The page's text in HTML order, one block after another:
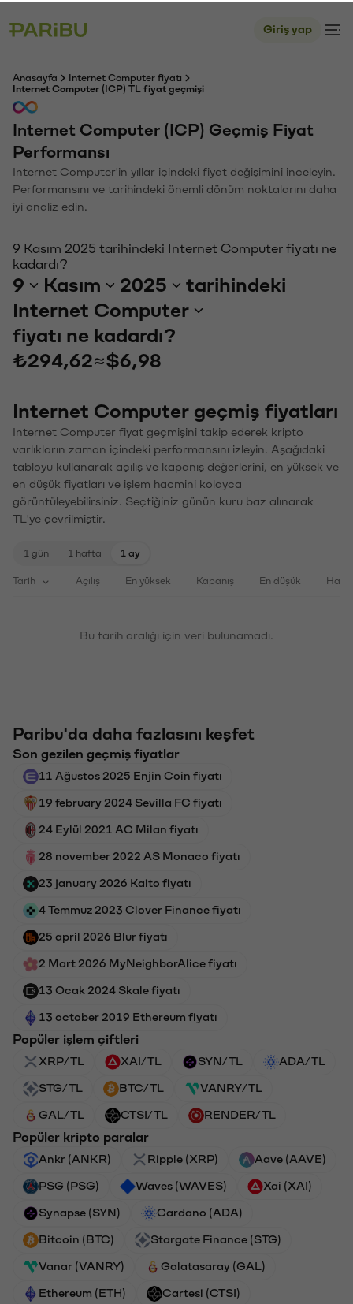
Giriş yap
Anasayfa
Internet Computer fiyatı
Internet Computer (ICP) TL fiyat geçmişi
Internet Computer (ICP) Geçmiş Fiyat
Performansı
Internet Computer'in yıllar içindeki fiyat değişimini inceleyin.
Performansını ve tarihindeki önemli dönüm noktalarını daha
iyi analiz edin.
9 Kasım 2025 tarihindeki Internet Computer fiyatı ne
kadardı?
9 Kasım 2025
tarihindeki
Internet Computer
fiyatı ne kadardı?
₺294,62≈$6,98
Internet Computer geçmiş fiyatları
Internet Computer fiyat geçmişini takip ederek kripto
varlıkların zaman içindeki performansını izleyin. Aşağıdaki
tabloyu kullanarak açılış ve kapanış değerlerini, en yüksek ve
en düşük fiyatları ve işlem hacmini kolayca
görüntüleyebilirsiniz. Seçtiğiniz günün kuru baz alınarak
TL'ye çevrilmiştir.
1 gün 1 hafta 1 ay
Tarih Açılış En yüksek Kapanış En düşük
Bu tarih aralığı için veri bulunamadı.
Paribu'da daha fazlasını keşfet
Son gezilen geçmiş fiyatlar
11 Ağustos 2025 Enjin Coin fiyatı
19 february 2024 Sevilla FC fiyatı
24 Eylül 2021 AC Milan fiyatı
28 november 2022 AS Monaco fiyatı
23 january 2026 Kaito fiyatı
4 Temmuz 2023 Clover Finance fiyatı
25 april 2026 Blur fiyatı
2 Mart 2026 MyNeighborAlice fiyatı
13 Ocak 2024 Skale fiyatı
13 october 2019 Ethereum fiyatı
Popüler işlem çiftleri
XRP/TL XAI/TL SYN/TL ADA/TL
STG/TL BTC/TL VANRY/TL
GAL/TL CTSI/TL RENDER/TL
Popüler kripto paralar
Ankr (ANKR) Ripple (XRP) Aave (AAVE)
PSG (PSG) Waves (WAVES) Xai (XAI)
Synapse (SYN) Cardano (ADA)
Bitcoin (BTC) Stargate Finance (STG)
Vanar (VANRY) Galatasaray (GAL)
Ethereum (ETH) Cartesi (CTSI)